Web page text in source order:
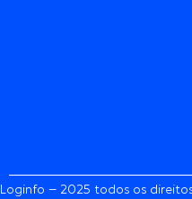
Loginfo – 2025 todos os